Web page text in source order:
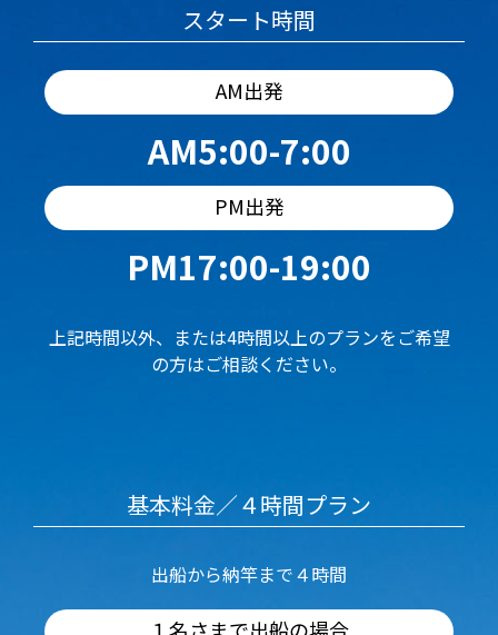
スタート時間
AM出発
AM5:00-7:00
PM出発
PM17:00-19:00
上記時間以外、または4時間以上のプランをご希望
の方はご相談ください。
基本料金／４時間プラン
出船から納竿まで４時間
１名さまで出船の場合